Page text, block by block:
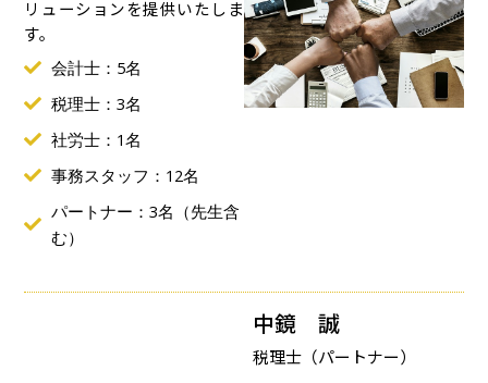
リューションを提供いたしま
す。
会計士：5名
税理士：3名
社労士：1名
事務スタッフ：12名
パートナー：3名（先生含
む）
中鏡 誠
税理士（パートナー）